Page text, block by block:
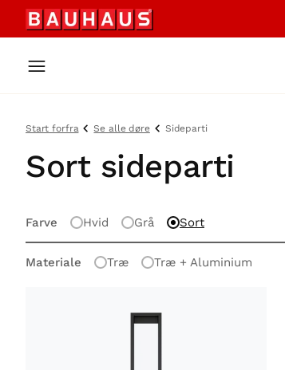
Start forfra Se alle døre Sideparti
Sort sideparti
Farve Hvid Grå Sort
Materiale Træ Træ + Aluminium